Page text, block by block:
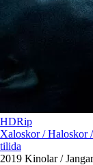
HDRip
Xaloskor / Haloskor
tilida
2019 Kinolar /